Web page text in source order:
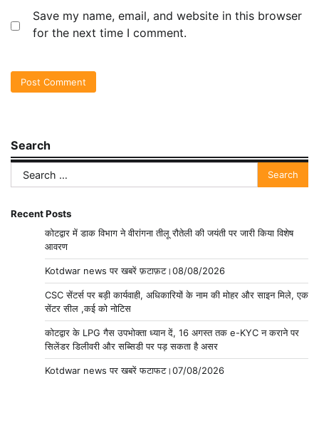
Save my name, email, and website in this browser
for the next time I comment.
Search
Search
for:
Recent Posts
कोटद्वार में डाक विभाग ने वीरांगना तीलू रौतेली की जयंती पर जारी किया विशेष
आवरण
Kotdwar news पर खबरें फ़टाफ़ट।08/08/2026
CSC सेंटर्स पर बड़ी कार्यवाही, अधिकारियों के नाम की मोहर और साइन मिले, एक
सेंटर सील ,कई को नोटिस
कोटद्वार के LPG गैस उपभोक्ता ध्यान दें, 16 अगस्त तक e-KYC न कराने पर
सिलेंडर डिलीवरी और सब्सिडी पर पड़ सकता है असर
Kotdwar news पर खबरें फटाफट।07/08/2026